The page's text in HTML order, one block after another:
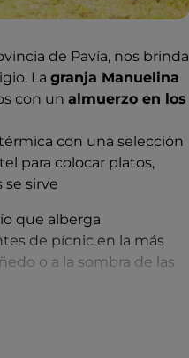
de Pavía, nos brinda
La granja Manuelina
con un almuerzo en los
con una selección
para colocar platos,
se sirve
que alberga
de pícnic en la más
o a la sombra de las